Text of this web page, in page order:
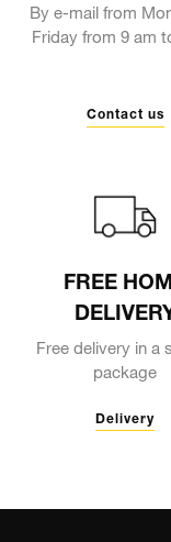
By e-mail from
Friday from 9 am
Contact us
FREE
Free delivery in a
package
Delivery